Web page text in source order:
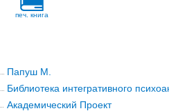
печ. книга
Папуш М.
Библиотека интегративного
Академический Проект